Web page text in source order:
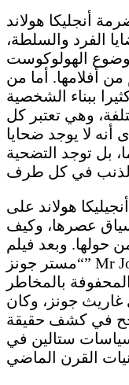
أنجليكا هولاند
الفرد والسلطة،
الهولوكوست
أفلامها. أما من
ببناء الشخصية
وهي تعتبر كل
أنه لا يوجد ضحايا
بل توجد التضحية
هولاند على
عصرها، وكيف
حولها. وبعد فيلم
“مستر جونز” Mr Jones الذي عرض بمهرجان برلين
بالمخاطر
غاريث جونز، وكان
في كشف حقيقة
سياسات ستالين في